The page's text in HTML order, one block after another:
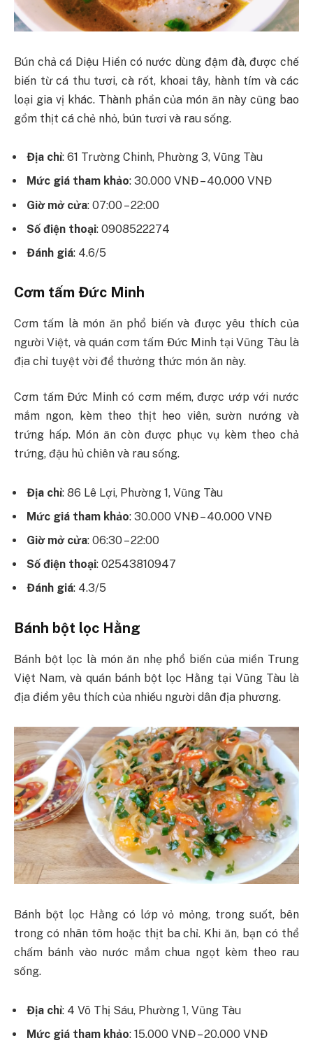
Bún chả cá Diệu Hiền có nước dùng đậm đà, được chế
biến từ cá thu tươi, cà rốt, khoai tây, hành tím và các
loại gia vị khác. Thành phần của món ăn này cũng bao
gồm thịt cá chẻ nhỏ, bún tươi và rau sống.
Địa chỉ: 61 Trường Chinh, Phường 3, Vũng Tàu
Mức giá tham khảo: 30.000 VNĐ – 40.000 VNĐ
Giờ mở cửa: 07:00 – 22:00
Số điện thoại: 0908522274
Đánh giá: 4.6/5
Cơm tấm Đức Minh
Cơm tấm là món ăn phổ biến và được yêu thích của
người Việt, và quán cơm tấm Đức Minh tại Vũng Tàu là
địa chỉ tuyệt vời để thưởng thức món ăn này.
Cơm tấm Đức Minh có cơm mềm, được ướp với nước
mắm ngon, kèm theo thịt heo viên, sườn nướng và
trứng hấp. Món ăn còn được phục vụ kèm theo chả
trứng, đậu hủ chiên và rau sống.
Địa chỉ: 86 Lê Lợi, Phường 1, Vũng Tàu
Mức giá tham khảo: 30.000 VNĐ – 40.000 VNĐ
Giờ mở cửa: 06:30 – 22:00
Số điện thoại: 02543810947
Đánh giá: 4.3/5
Bánh bột lọc Hằng
Bánh bột lọc là món ăn nhẹ phổ biến của miền Trung
Việt Nam, và quán bánh bột lọc Hằng tại Vũng Tàu là
địa điểm yêu thích của nhiều người dân địa phương.
Bánh bột lọc Hằng có lớp vỏ mỏng, trong suốt, bên
trong có nhân tôm hoặc thịt ba chỉ. Khi ăn, bạn có thể
chấm bánh vào nước mắm chua ngọt kèm theo rau
sống.
Địa chỉ: 4 Võ Thị Sáu, Phường 1, Vũng Tàu
Mức giá tham khảo: 15.000 VNĐ – 20.000 VNĐ